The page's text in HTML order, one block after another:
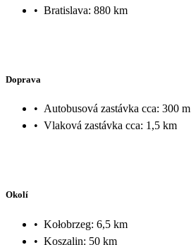
• Bratislava: 880 km
Doprava
• Autobusová zastávka cca: 300 m
• Vlaková zastávka cca: 1,5 km
Okolí
• Kołobrzeg: 6,5 km
• Koszalin: 50 km